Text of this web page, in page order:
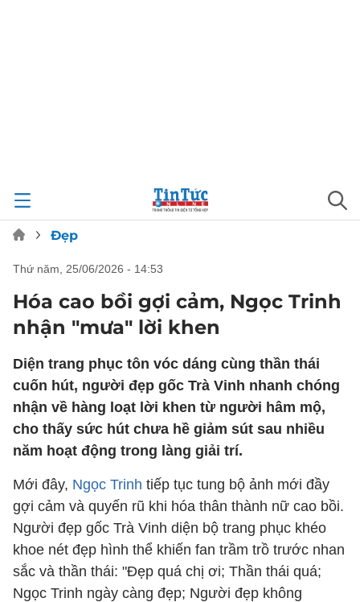
Đẹp
thứ năm, 25/06/2026 - 14:53
Hóa cao bồi gợi cảm, Ngọc Trinh
nhận "mưa" lời khen
Diện trang phục tôn vóc dáng cùng thần thái
cuốn hút, người đẹp gốc Trà Vinh nhanh chóng
nhận về hàng loạt lời khen từ người hâm mộ,
cho thấy sức hút chưa hề giảm sút sau nhiều
năm hoạt động trong làng giải trí.
Mới đây, Ngọc Trinh tiếp tục tung bộ ảnh mới đầy
gợi cảm và quyến rũ khi hóa thân thành nữ cao bồi.
Người đẹp gốc Trà Vinh diện bộ trang phục khéo
khoe nét đẹp hình thể khiến fan trầm trồ trước nhan
sắc và thần thái: "Đẹp quá chị ơi; Thần thái quá;
Ngọc Trinh ngày càng đẹp; Người đẹp không